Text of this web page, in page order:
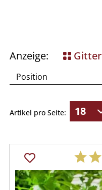
Anzeige: Gitter
Artikel pro Seite: